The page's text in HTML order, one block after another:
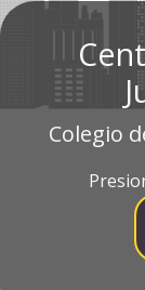
Colegio